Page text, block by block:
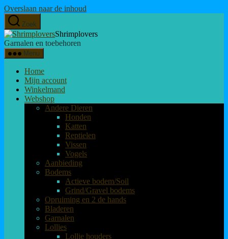
Overslaan naar de inhoud
Zoek
Shrimplovers
Garnalen en toebehoren
Menu
Home
Mijn account
Winkelmand
Webshop
Andere Dieren
Honden
Katten
Reptielen
Vissen
Vogels
Aanbieding
Bodems
Actieve bodem/Soil
Grind/Gravel bodems
Opruiming en 2 de hands
Bladeren
Garnalen
Lollies
Lollie houders